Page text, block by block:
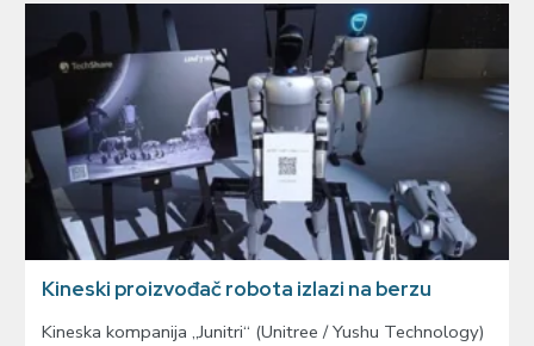
Kineski proizvođač robota izlazi na berzu
Kineska kompanija „Junitri“ (Unitree / Yushu Technology)